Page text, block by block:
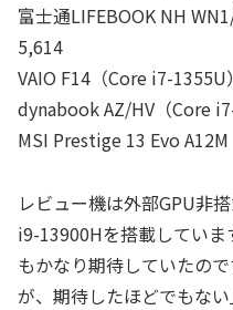
富士通LIFEBOOK NH
5,614
VAIO F14（Core i7-1355U
dynabook AZ/HV（Core
MSI Prestige 13 Evo
レビュー機は外部GPU非
i9-13900Hを搭載してい
もかなり期待していたの
が、期待したほどでもな